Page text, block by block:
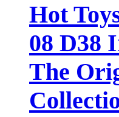
Hot
08 D38
The